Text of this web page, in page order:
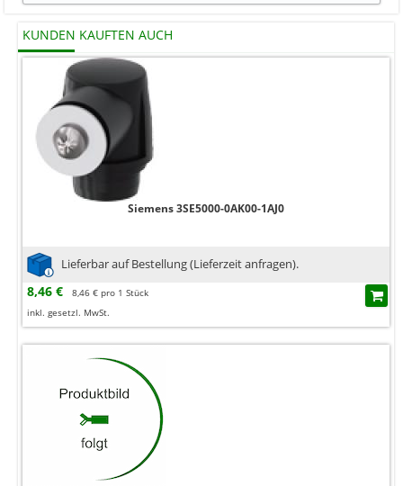
KUNDEN KAUFTEN AUCH
Siemens 3SE5000-0AK00-1AJ0
Lieferbar auf Bestellung (Lieferzeit anfragen).
8,46 €
8,46 € pro 1 Stück
inkl. gesetzl. MwSt.